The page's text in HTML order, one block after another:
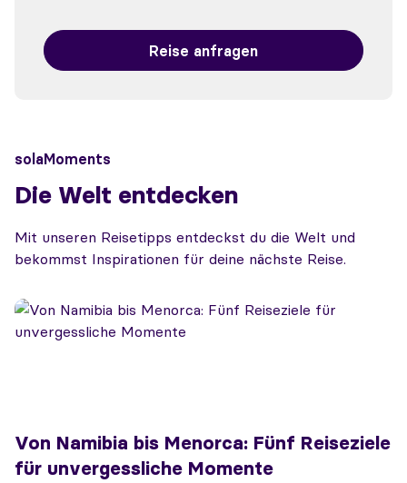
Reise anfragen
solaMoments
Die Welt entdecken
Mit unseren Reisetipps entdeckst du die Welt und
bekommst Inspirationen für deine nächste Reise.
Von Namibia bis Menorca: Fünf Reiseziele
für unvergessliche Momente